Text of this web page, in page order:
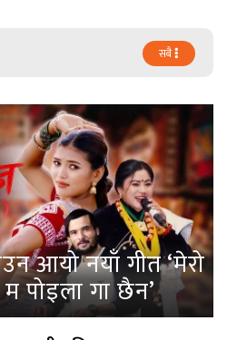
सबै
आयो नयाँ गीत ‘मेरो
पोइला गा छैन’